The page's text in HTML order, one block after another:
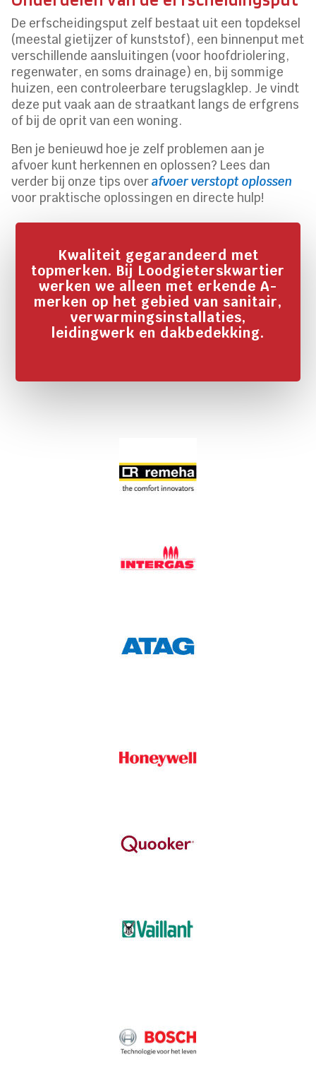
De erfscheidingsput zelf bestaat uit een topdeksel
(meestal gietijzer of kunststof), een binnenput met
verschillende aansluitingen (voor hoofdriolering,
regenwater, en soms drainage) en, bij sommige
huizen, een controleerbare terugslagklep. Je vindt
deze put vaak aan de straatkant langs de erfgrens
of bij de oprit van een woning.
Ben je benieuwd hoe je zelf problemen aan je
afvoer kunt herkennen en oplossen? Lees dan
verder bij onze tips overafvoer verstopt oplossen
voor praktische oplossingen en directe hulp!
Kwaliteit gegarandeerd met
topmerken. Bij Loodgieterskwartier
werken we alleen met erkende A-
merken op het gebied van sanitair,
verwarmingsinstallaties,
leidingwerk en dakbedekking.